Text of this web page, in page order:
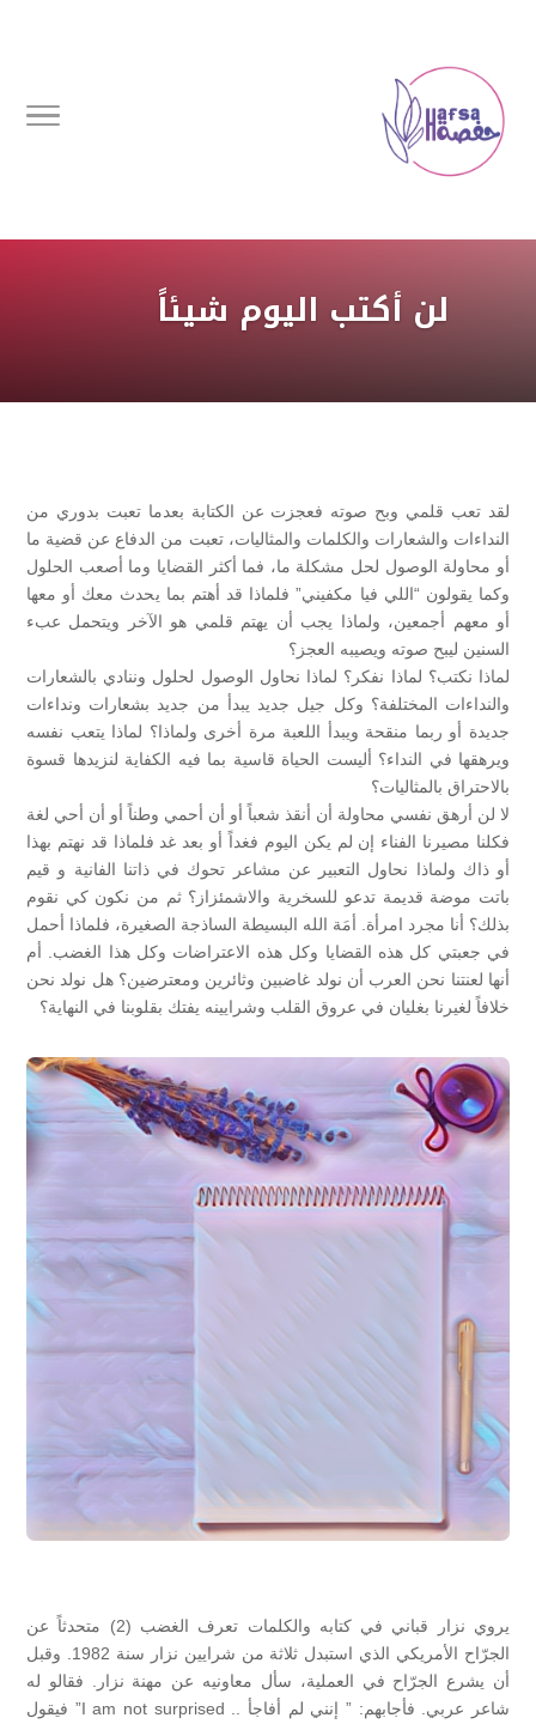
لن أكتب اليوم شيئاً
لقد تعب قلمي وبح صوته فعجزت عن الكتابة بعدما تعبت بدوري من
النداءات والشعارات والكلمات والمثاليات، تعبت من الدفاع عن قضية ما
أو محاولة الوصول لحل مشكلة ما، فما أكثر القضايا وما أصعب الحلول
وكما يقولون “اللي فيا مكفيني” فلماذا قد أهتم بما يحدث معك أو معها
أو معهم أجمعين، ولماذا يجب أن يهتم قلمي هو الآخر ويتحمل عبء
السنين ليبح صوته ويصيبه العجز؟
لماذا نكتب؟ لماذا نفكر؟ لماذا نحاول الوصول لحلول وننادي بالشعارات
والنداءات المختلفة؟ وكل جيل جديد يبدأ من جديد بشعارات ونداءات
جديدة أو ربما منقحة ويبدأ اللعبة مرة أخرى ولماذا؟ لماذا يتعب نفسه
ويرهقها في النداء؟ أليست الحياة قاسية بما فيه الكفاية لنزيدها قسوة
بالاحتراق بالمثاليات؟
لا لن أرهق نفسي محاولة أن أنقذ شعباً أو أن أحمي وطناً أو أن أحي لغة
فكلنا مصيرنا الفناء إن لم يكن اليوم فغداً أو بعد غد فلماذا قد نهتم بهذا
أو ذاك ولماذا نحاول التعبير عن مشاعر تحوك في ذاتنا الفانية و قيم
باتت موضة قديمة تدعو للسخرية والاشمئزاز؟ ثم من نكون كي نقوم
بذلك؟ أنا مجرد امرأة. أمَة الله البسيطة الساذجة الصغيرة، فلماذا أحمل
في جعبتي كل هذه القضايا وكل هذه الاعتراضات وكل هذا الغضب. أم
أنها لعنتنا نحن العرب أن نولد غاضبين وثائرين ومعترضين؟ هل نولد نحن
خلافاً لغيرنا بغليان في عروق القلب وشرايينه يفتك بقلوبنا في النهاية؟
يروي نزار قباني في كتابه والكلمات تعرف الغضب (2) متحدثاً عن
الجرّاح الأمريكي الذي استبدل ثلاثة من شرايين نزار سنة 1982. وقبل
أن يشرع الجرّاح في العملية، سأل معاونيه عن مهنة نزار. فقالو له
شاعر عربي. فأجابهم: ” إنني لم أفاجأ .. I am not surprised” فيقول